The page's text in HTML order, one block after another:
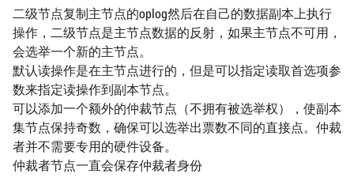
二级节点复制主节点的oplog然后在自己的数据副本上执行
操作，二级节点是主节点数据的反射，如果主节点不可用，
会选举一个新的主节点。
默认读操作是在主节点进行的，但是可以指定读取首选项参
数来指定读操作到副本节点。
可以添加一个额外的仲裁节点（不拥有被选举权），使副本
集节点保持奇数，确保可以选举出票数不同的直接点。仲裁
者并不需要专用的硬件设备。
仲裁者节点一直会保存仲裁者身份